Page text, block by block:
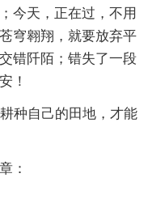
今天，正在过，不用
穹翱翔，就要放弃平
错阡陌；错失了一段
！
种自己的田地，才能
：